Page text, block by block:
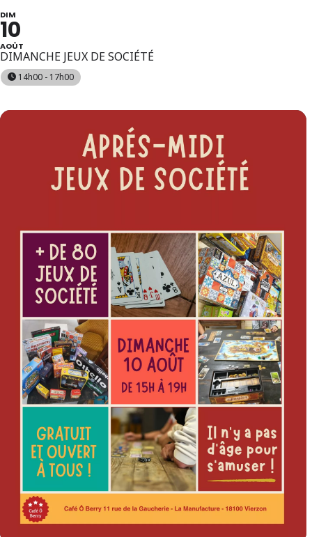
DIM
10
AOÛT
DIMANCHE JEUX DE SOCIÉTÉ
14h00 - 17h00